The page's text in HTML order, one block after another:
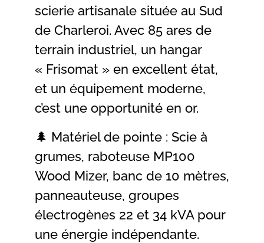
scierie artisanale située au Sud
de Charleroi. Avec 85 ares de
terrain industriel, un hangar
« Frisomat » en excellent état,
et un équipement moderne,
c’est une opportunité en or.
🌲 Matériel de pointe : Scie à
grumes, raboteuse MP100
Wood Mizer, banc de 10 mètres,
panneauteuse, groupes
électrogènes 22 et 34 kVA pour
une énergie indépendante.